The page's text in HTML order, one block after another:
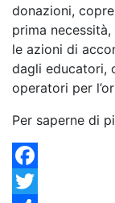
donazioni,
prima
le azioni di
dagli educatori,
operatori per
Per saperne di
Facebook